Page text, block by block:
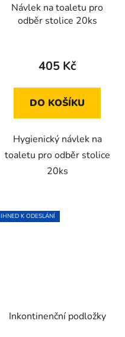
Návlek na toaletu pro
odběr stolice 20ks
405 Kč
DO KOŠÍKU
Hygienický návlek na
toaletu pro odběr stolice
20ks
IHNED K ODESLÁNÍ
Inkontinenční podložky